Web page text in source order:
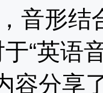
， 音形结
“英语
容分享